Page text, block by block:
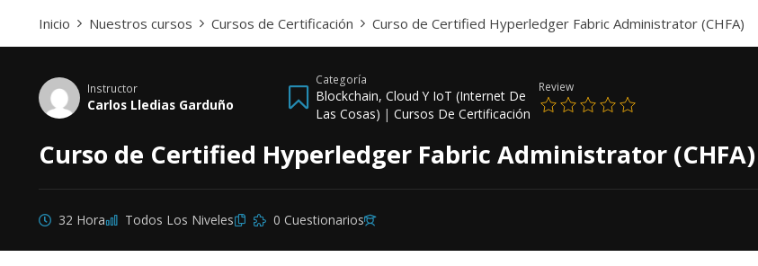
Inicio Nuestros cursos Cursos de Certificación Curso de Certified Hyperledger Fabric Administrator (CHFA)
Instructor
Carlos Lledias Garduño
Categoría
Blockchain, Cloud Y IoT (Internet De
Las Cosas) | Cursos De Certificación
Review
Curso de Certified Hyperledger Fabric Administrator (CHFA)
32 Hora Todos Los Niveles 0 Cuestionarios